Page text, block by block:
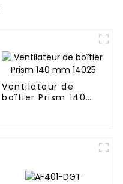
Ventilateur de
boîtier Prism 140